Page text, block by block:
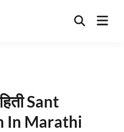
Open
Sant
In Marathi